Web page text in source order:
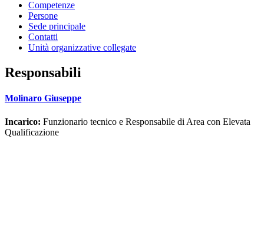
Competenze
Persone
Sede principale
Contatti
Unità organizzative collegate
Responsabili
Molinaro Giuseppe
Incarico: Funzionario tecnico e Responsabile di Area con Elevata
Qualificazione